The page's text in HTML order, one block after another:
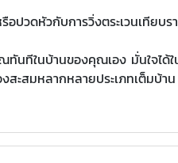
วดหัวกับการวิ่งตระเวนเทียบร
ทีในบ้านของคุณเอง มั่นใจได้
ะสมหลากหลายประเภทเต็มบ้า